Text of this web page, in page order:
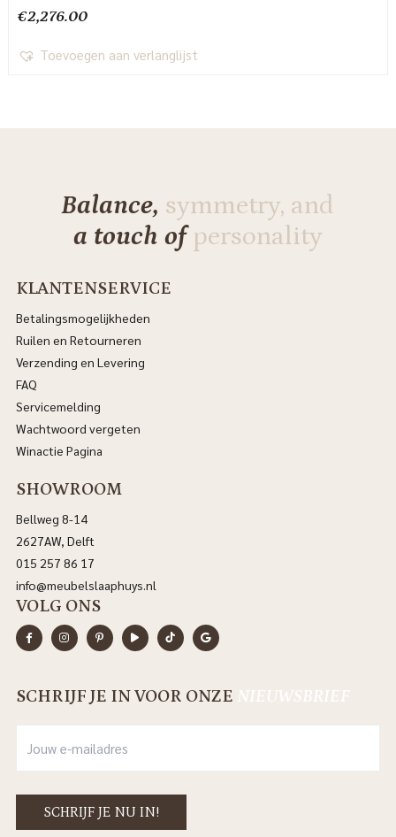
€2,276.00
Toevoegen aan verlanglijst
Balance, symmetry, and
a touch ofpersonality
KLANTENSERVICE
Betalingsmogelijkheden
Ruilen en Retourneren
Verzending en Levering
FAQ
Servicemelding
Wachtwoord vergeten
Winactie Pagina
SHOWROOM
Bellweg 8-14
2627AW, Delft
015 257 86 17
info@meubelslaaphuys.nl
VOLG ONS
SCHRIJF JE IN VOOR ONZE NIEUWSBRIEF